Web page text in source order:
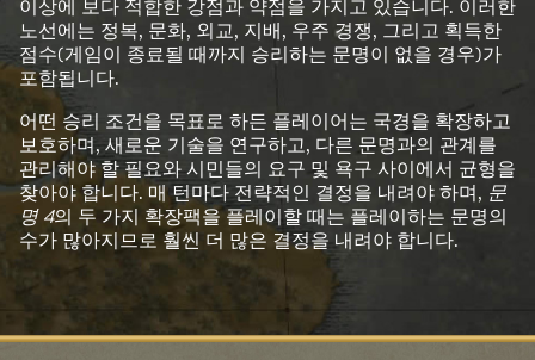
이상에 보다 적합한 강점과 약점을 가지고 있습니다. 이러한
노선에는 정복, 문화, 외교, 지배, 우주 경쟁, 그리고 획득한
점수(게임이 종료될 때까지 승리하는 문명이 없을 경우)가
포함됩니다.
어떤 승리 조건을 목표로 하든 플레이어는 국경을 확장하고
보호하며, 새로운 기술을 연구하고, 다른 문명과의 관계를
관리해야 할 필요와 시민들의 요구 및 욕구 사이에서 균형을
찾아야 합니다. 매 턴마다 전략적인 결정을 내려야 하며, 문
명 4의 두 가지 확장팩을 플레이할 때는 플레이하는 문명의
수가 많아지므로 훨씬 더 많은 결정을 내려야 합니다.